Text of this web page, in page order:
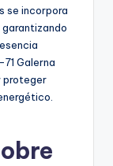
se incorpora
Galerna
proteger